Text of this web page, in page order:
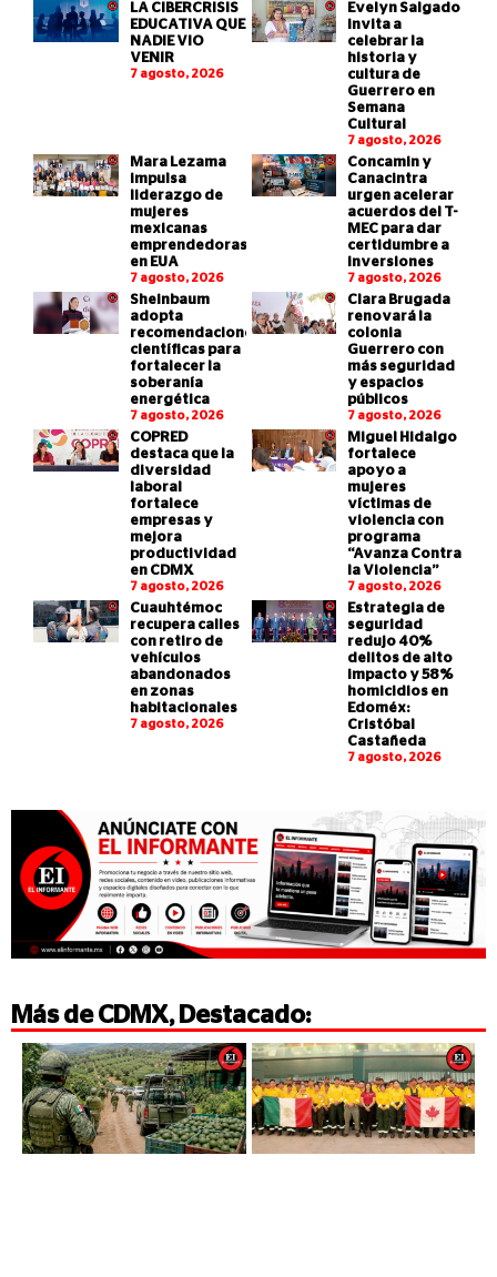
LA CIBERCRISIS
EDUCATIVA QUE
NADIE VIO
VENIR
7 agosto, 2026
Evelyn Salgado
invita a
celebrar la
historia y
cultura de
Guerrero en
Semana
Cultural
7 agosto, 2026
Mara Lezama
impulsa
liderazgo de
mujeres
mexicanas
emprendedoras
en EUA
7 agosto, 2026
Concamin y
Canacintra
urgen acelerar
acuerdos del T-
MEC para dar
certidumbre a
inversiones
7 agosto, 2026
Sheinbaum
adopta
recomendaciones
científicas para
fortalecer la
soberanía
energética
7 agosto, 2026
Clara Brugada
renovará la
colonia
Guerrero con
más seguridad
y espacios
públicos
7 agosto, 2026
COPRED
destaca que la
diversidad
laboral
fortalece
empresas y
mejora
productividad
en CDMX
7 agosto, 2026
Miguel Hidalgo
fortalece
apoyo a
mujeres
víctimas de
violencia con
programa
“Avanza Contra
la Violencia”
7 agosto, 2026
Cuauhtémoc
recupera calles
con retiro de
vehículos
abandonados
en zonas
habitacionales
7 agosto, 2026
Estrategia de
seguridad
redujo 40%
delitos de alto
impacto y 58%
homicidios en
Edoméx:
Cristóbal
Castañeda
7 agosto, 2026
Más deCDMX, Destacado: